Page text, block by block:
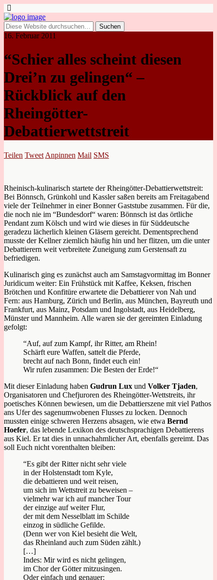
16. Februar 2011
“Schier alles scheint diesen
Drei’n zu gelingen“ –
Rückblick auf den
Rheingötter-
Debattierwettstreit
Teilen Tweet Anpinnen Mail SMS
Rheinisch-kulinarisch startete der Rheingötter-Debattierwettstreit:
Bei Bönnsch, Grünkohl und Kassler saßen bereits am Freitagabend
viele der Teilnehmer in einer Bonner Gaststube zusammen. Für die,
die noch nie im “Bundesdorf“ waren: Bönnsch ist das örtliche
Pendant zum Kölsch und wird wie dieses in für Süddeutsche
geradezu lächerlich kleinen Gläsern gereicht. Dementsprechend
musste der Kellner ziemlich häufig hin und her flitzen, um die unter
Debattierern weit verbreitete Zuneigung zum Gerstensaft zu
befriedigen.
Kulinarisch ging es zunächst auch am Samstagvormittag im Bonner
Juridicum weiter: Ein Frühstück mit Kaffee, Keksen, frischen
Brötchen und Konfitüre erwartete die Debattierer von Nah und
Fern: aus Hamburg, Zürich und Berlin, aus München, Bayreuth und
Frankfurt, aus Mainz, Potsdam und Ingolstadt, aus Heidelberg,
Münster und Mannheim. Alle waren sie der gereimten Einladung
gefolgt:
“Auf, auf zum Kampf, ihr Ritter, am Rhein!
Schärft eure Waffen, sattelt die Pferde,
brecht auf nach Bonn, findet euch ein!
Wir rufen zusammen: Die Besten der Erde!“
Mit dieser Einladung haben Gudrun Lux und Volker Tjaden,
Organisatoren und Chefjuroren des Rheingötter-Wettstreits, ihr
poetisches Können bewiesen, um die Debattierszene mit viel Pathos
ans Ufer des sagenumwobenen Flusses zu locken. Dennoch
mussten einige schweren Herzens absagen, wie etwa Bernd
Hoefer, das lebende Lexikon des deutschsprachigen Debattierens
aus Kiel. Er tat dies in unnachahmlicher Art, ebenfalls gereimt. Das
soll Euch nicht vorenthalten bleiben:
“Es gibt der Ritter nicht sehr viele
in der Holstenstadt tom Kyle,
die debattieren und weit reisen,
um sich im Wettstreit zu beweisen –
vielmehr war ich auf mancher Tour
der einzige auf weiter Flur,
der mit dem Nesselblatt im Schilde
einzog in südliche Gefilde.
(Denn wer von Kiel besieht die Welt,
das Rheinland auch zum Süden zählt.)
[…]
Indes: Mir wird es nicht gelingen,
im Chor der Götter mitzusingen.
Oder einfach und genauer: